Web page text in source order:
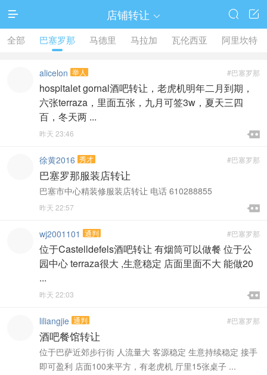
 店铺转让  

全部 巴塞罗那 马德里 马拉加 瓦伦西亚 阿里坎特
#巴塞罗那
alicelon 举人
hospitalet gornal酒吧转让，老虎机明年二月到期，
六张terraza，里面五张，九月可签3w，夏天三四
百，冬天两 ...

昨天 23:46 
#巴塞罗那
徐黄2016 秀才
巴塞罗那服装店转让
巴塞市中心精装修服装店转让 电话 610288855

昨天 22:57 
#巴塞罗那
wj2001101 通判
位于Castelldefels酒吧转让 有烟筒可以做餐 位于公
园中心 terraza很大 ,生意稳定 店面里面不大 能做20
...

昨天 22:03 
#巴塞罗那
liliangjie 通判
酒吧餐馆转让
位于巴萨近郊步行街 人流量大 客源稳定 生意持续稳定 接手
即可盈利 店面100来平方，有老虎机 厅里15张桌子 ...